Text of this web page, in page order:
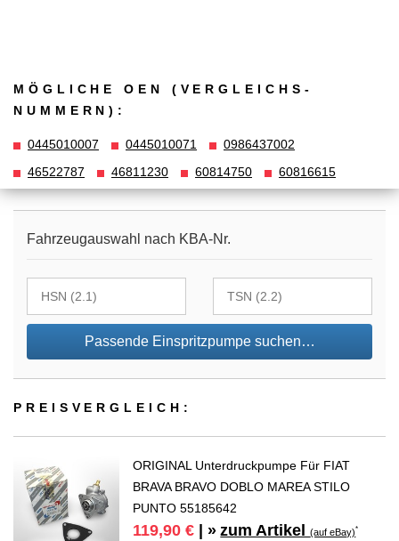
MÖGLICHE OEN (VERGLEICHS­
NUMMERN):
0445010007 0445010071
0986437002
46522787
46811230 60814750 60816615
Fahrzeugauswahl nach KBA-Nr.
Passende Einspritzpumpe suchen…
PREIS­VER­GLEICH:
ORIGINAL Unterdruckpumpe Für FIAT
BRAVA BRAVO DOBLO MAREA STILO
PUNTO 55185642
119,90 € | » zum Artikel(auf eBay)*